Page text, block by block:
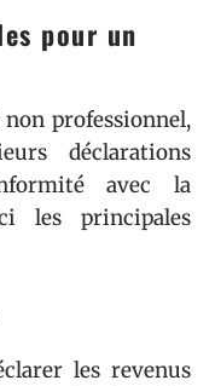
pour un
professionnel,
déclarations
avec la
les principales
les revenus